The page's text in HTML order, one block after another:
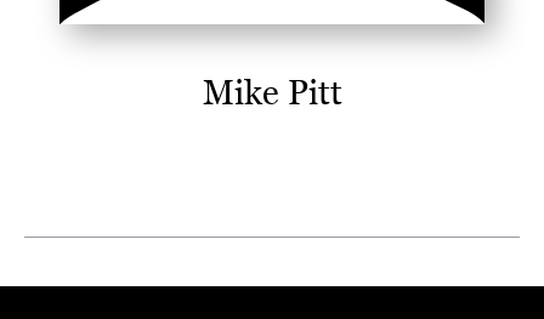
Mike Pitt